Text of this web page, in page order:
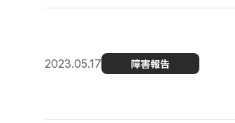
2023.05.17 障害報告